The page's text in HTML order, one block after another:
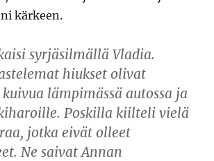
kärkeen.
syrjäsilmällä Vladia.
hiukset olivat
lämpimässä autossa ja
Poskilla kiilteli vielä
jotka eivät olleet
Ne saivat Annan